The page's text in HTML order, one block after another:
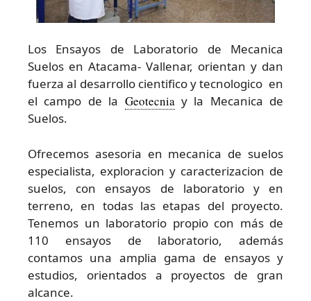
Los Ensayos de Laboratorio de Mecanica
Suelos en Atacama- Vallenar, orientan y dan
fuerza al desarrollo cientifico y tecnologico en
el campo de la Geotecniay la Mecanica de
Suelos.
Ofrecemos asesoria en mecanica de suelos
especialista, exploracion y caracterizacion de
suelos, con ensayos de laboratorio y en
terreno, en todas las etapas del proyecto.
Tenemos un laboratorio propio con más de
110 ensayos de laboratorio, además
contamos una amplia gama de ensayos y
estudios, orientados a proyectos de gran
alcance.